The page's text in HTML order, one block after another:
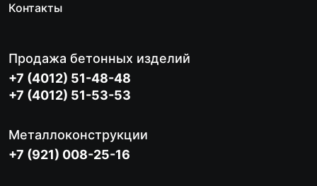
Контакты
Продажа бетонных изделий
+7 (4012) 51-48-48
+7 (4012) 51-53-53
Металлоконструкции
+7 (921) 008-25-16